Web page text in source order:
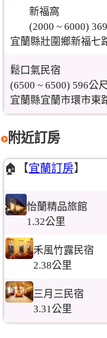
新福窩
(2000 ~ 6000)
宜蘭縣壯圍鄉新福七
鬆口氣民宿
(6500 ~ 6500) 596公尺
宜蘭縣宜蘭市環市東
附近訂房
🏠【宜蘭訂房】
怡蘭精品旅館
1.32公里
禾風竹露民宿
2.38公里
三月三民宿
3.31公里